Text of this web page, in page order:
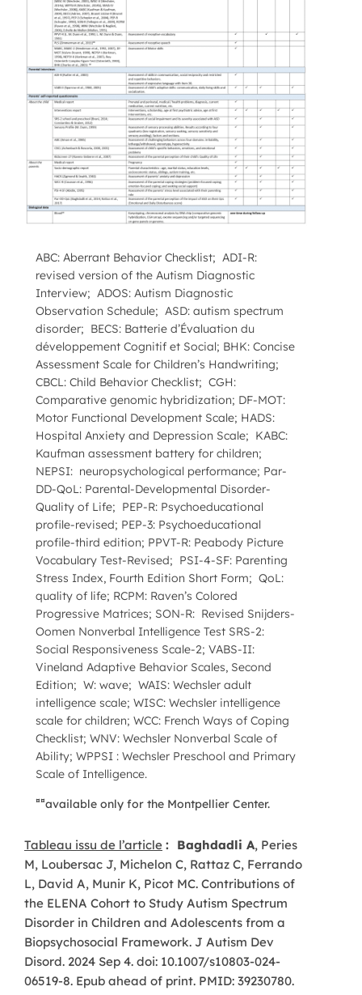
ABC: Aberrant Behavior Checklist; ADI-R:
revised version of the Autism Diagnostic
Interview; ADOS: Autism Diagnostic
Observation Schedule; ASD: autism spectrum
disorder; BECS: Batterie d’Évaluation du
développement Cognitif et Social; BHK: Concise
Assessment Scale for Children’s Handwriting;
CBCL: Child Behavior Checklist; CGH:
Comparative genomic hybridization; DF-MOT:
Motor Functional Development Scale; HADS:
Hospital Anxiety and Depression Scale; KABC:
Kaufman assessment battery for children;
NEPSI: neuropsychological performance; Par-
DD-QoL: Parental-Developmental Disorder-
Quality of Life; PEP-R: Psychoeducational
profile-revised; PEP-3: Psychoeducational
profile-third edition; PPVT-R: Peabody Picture
Vocabulary Test-Revised; PSI-4-SF: Parenting
Stress Index, Fourth Edition Short Form; QoL:
quality of life; RCPM: Raven’s Colored
Progressive Matrices; SON-R: Revised Snijders-
Oomen Nonverbal Intelligence Test SRS-2:
Social Responsiveness Scale-2; VABS-II:
Vineland Adaptive Behavior Scales, Second
Edition; W: wave; WAIS: Wechsler adult
intelligence scale; WISC: Wechsler intelligence
scale for children; WCC: French Ways of Coping
Checklist; WNV: Wechsler Nonverbal Scale of
Ability; WPPSI : Wechsler Preschool and Primary
Scale of Intelligence.
¤¤available only for the Montpellier Center.
Tableau issu de l’article : Baghdadli A, Peries
M, Loubersac J, Michelon C, Rattaz C, Ferrando
L, David A, Munir K, Picot MC. Contributions of
the ELENA Cohort to Study Autism Spectrum
Disorder in Children and Adolescents from a
Biopsychosocial Framework. J Autism Dev
Disord. 2024 Sep 4. doi: 10.1007/s10803-024-
06519-8. Epub ahead of print. PMID: 39230780.